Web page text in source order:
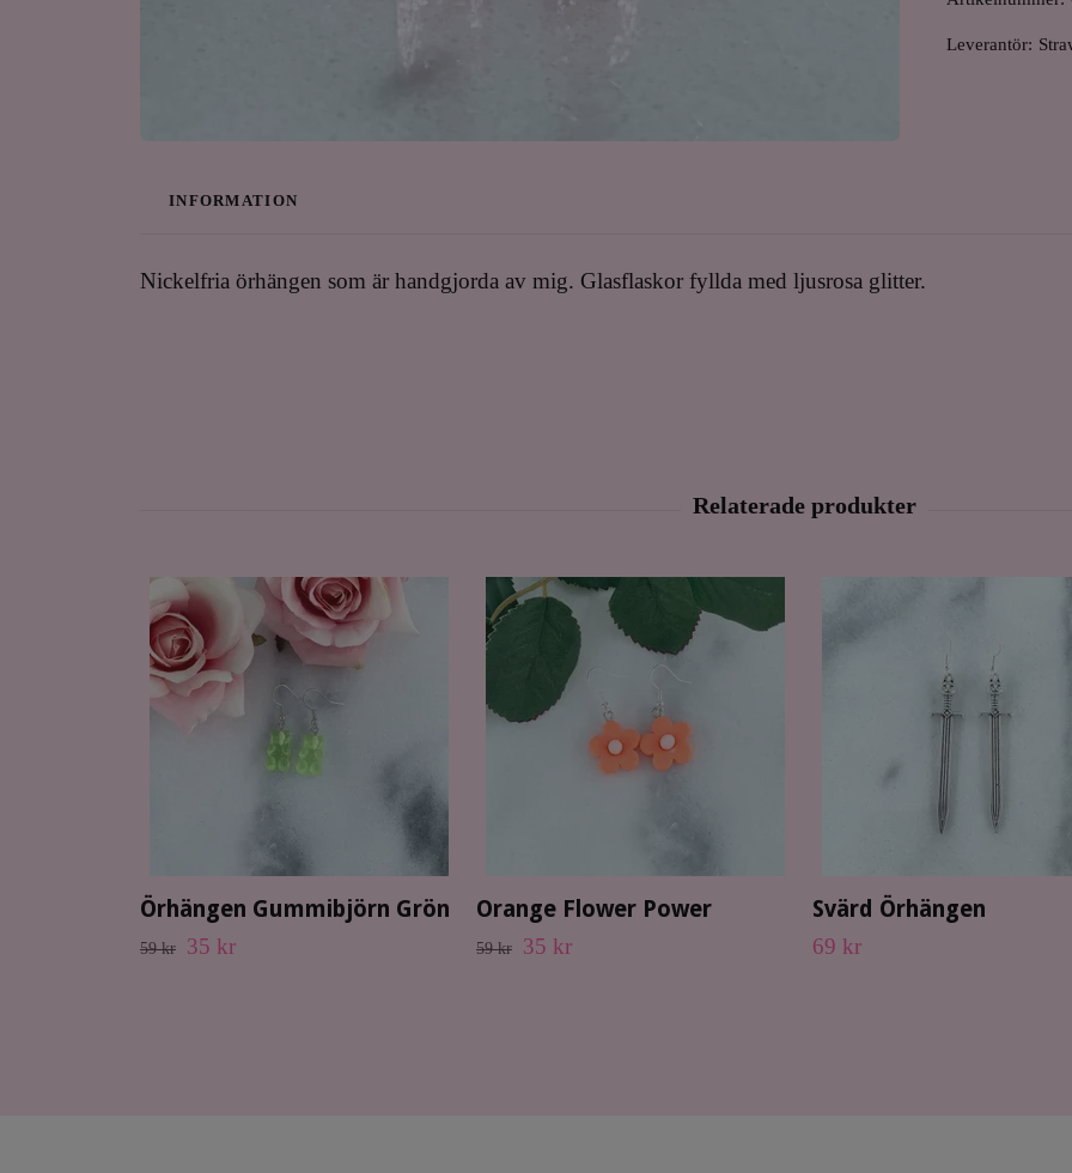
Leverantör:
INFORMATION
Nickelfria örhängen som är handgjorda av mig. Glasflaskor fyllda med ljusrosa glitter.
Örhängen Gummibjörn Grön
59 kr 35 kr
Orange Flower Power
59 kr 35 kr
Svärd Örhängen
69 kr